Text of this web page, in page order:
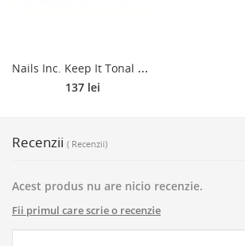
N
ails Inc. Keep It Tonal Ombre set cadou pentru unghii
137 lei
Recenzii ( Recenzii)
Acest produs nu are nicio recenzie.
Fii primul care scrie o recenzie